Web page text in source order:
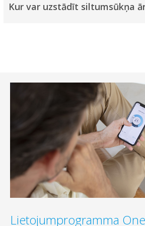
Kur var uzstādīt siltumsūkņa
Lietojumprogramma